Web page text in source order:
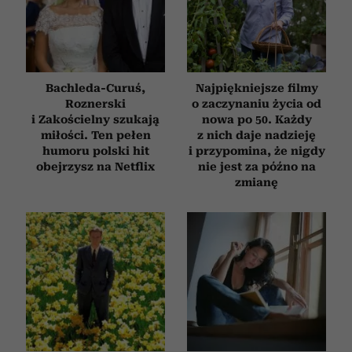
Bachleda-Curuś,
Roznerski
i Zakościelny szukają
miłości. Ten pełen
humoru polski hit
obejrzysz na Netflix
Najpiękniejsze filmy
o zaczynaniu życia od
nowa po 50. Każdy
z nich daje nadzieję
i przypomina, że nigdy
nie jest za późno na
zmianę